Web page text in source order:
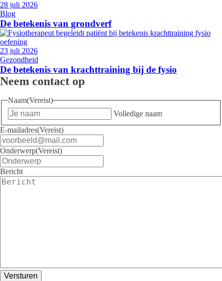
28 juli 2026
Blog
De betekenis van grondverf
23 juli 2026
Gezondheid
De betekenis van krachttraining bij de fysio
Neem contact op
Naam(Vereist)
Volledige naam
E-mailadres(Vereist)
Onderwerp(Vereist)
Bericht